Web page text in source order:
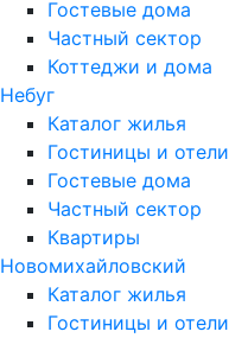
Гостевые дома
Частный сектор
Коттеджи и дома
Небуг
Каталог жилья
Гостиницы и отели
Гостевые дома
Частный сектор
Квартиры
Новомихайловский
Каталог жилья
Гостиницы и отели